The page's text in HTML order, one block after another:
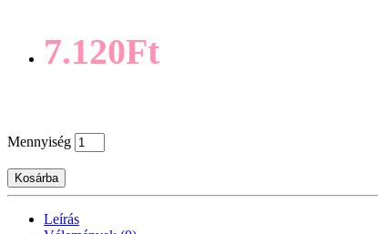
7.120Ft
Mennyiség
Kosárba
Leírás